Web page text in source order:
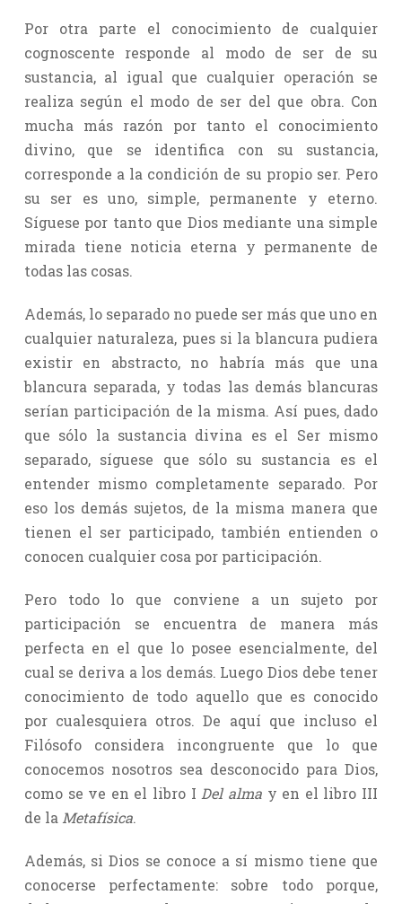
Por otra parte el conocimiento de cualquier
cognoscente responde al modo de ser de su
sustancia, al igual que cualquier operación se
realiza según el modo de ser del que obra. Con
mucha más razón por tanto el conocimiento
divino, que se identifica con su sustancia,
corresponde a la condición de su propio ser. Pero
su ser es uno, simple, permanente y eterno.
Síguese por tanto que Dios mediante una simple
mirada tiene noticia eterna y permanente de
todas las cosas.
Además, lo separado no puede ser más que uno en
cualquier naturaleza, pues si la blancura pudiera
existir en abstracto, no habría más que una
blancura separada, y todas las demás blancuras
serían participación de la misma. Así pues, dado
que sólo la sustancia divina es el Ser mismo
separado, síguese que sólo su sustancia es el
entender mismo completamente separado. Por
eso los demás sujetos, de la misma manera que
tienen el ser participado, también entienden o
conocen cualquier cosa por participación.
Pero todo lo que conviene a un sujeto por
participación se encuentra de manera más
perfecta en el que lo posee esencialmente, del
cual se deriva a los demás. Luego Dios debe tener
conocimiento de todo aquello que es conocido
por cualesquiera otros. De aquí que incluso el
Filósofo considera incongruente que lo que
conocemos nosotros sea desconocido para Dios,
como se ve en el libro I Del alma y en el libro III
de la Metafísica.
Además, si Dios se conoce a sí mismo tiene que
conocerse perfectamente: sobre todo porque,